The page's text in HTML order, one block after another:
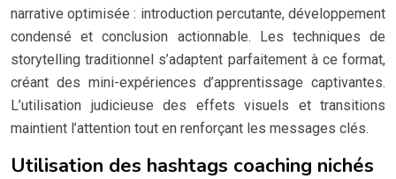
narrative optimisée : introduction percutante, développement
condensé et conclusion actionnable. Les techniques de
storytelling traditionnel s’adaptent parfaitement à ce format,
créant des mini-expériences d’apprentissage captivantes.
L’utilisation judicieuse des effets visuels et transitions
maintient l’attention tout en renforçant les messages clés.
Utilisation des hashtags coaching nichés